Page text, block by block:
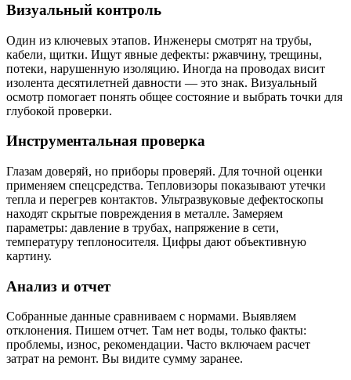
Визуальный контроль
Один из ключевых этапов. Инженеры смотрят на трубы,
кабели, щитки. Ищут явные дефекты: ржавчину, трещины,
потеки, нарушенную изоляцию. Иногда на проводах висит
изолента десятилетней давности — это знак. Визуальный
осмотр помогает понять общее состояние и выбрать точки для
глубокой проверки.
Инструментальная проверка
Глазам доверяй, но приборы проверяй. Для точной оценки
применяем спецсредства. Тепловизоры показывают утечки
тепла и перегрев контактов. Ультразвуковые дефектоскопы
находят скрытые повреждения в металле. Замеряем
параметры: давление в трубах, напряжение в сети,
температуру теплоносителя. Цифры дают объективную
картину.
Анализ и отчет
Собранные данные сравниваем с нормами. Выявляем
отклонения. Пишем отчет. Там нет воды, только факты:
проблемы, износ, рекомендации. Часто включаем расчет
затрат на ремонт. Вы видите сумму заранее.